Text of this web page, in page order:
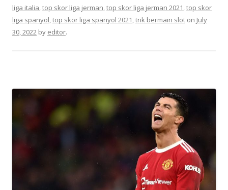
liga italia,top skor liga jerman,top skor liga jerman 2021,top skor
liga spanyol,top skor liga spanyol 2021,trik bermain slot on July
30, 2022 by editor.